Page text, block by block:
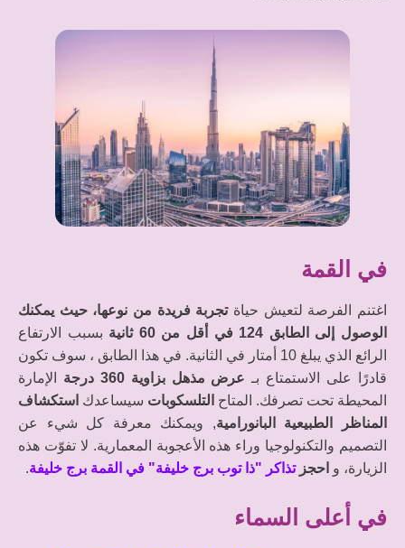
في القمة
اغتنم الفرصة لتعيش حياةتجربة فريدة من نوعها، حيث يمكنك
الوصول إلى الطابق 124 في أقل من 60 ثانية
بسبب الارتفاع
الرائع الذي يبلغ 10 أمتار في الثانية. في هذا الطابق ، سوف تكون
قادرًا على الاستمتاع بـ عرض مذهل بزاوية 360 درجة
الإمارة
المحيطة تحت تصرفك. المتاح التلسكوبات سيساعدك استكشاف
المناظر الطبيعية البانورامية, ويمكنك معرفة كل شيء عن
التصميم والتكنولوجيا وراء هذه الأعجوبة المعمارية. لا تفوّت هذه
الزيارة، و احجز تذاكر "ذا توب برج خليفة" في القمة برج خليفة.
في أعلى السماء